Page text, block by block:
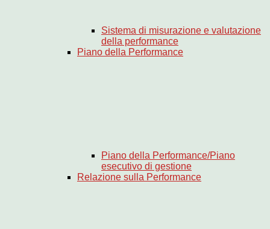
Sistema di misurazione e valutazione
della performance
Piano della Performance
Piano della Performance/Piano
esecutivo di gestione
Relazione sulla Performance